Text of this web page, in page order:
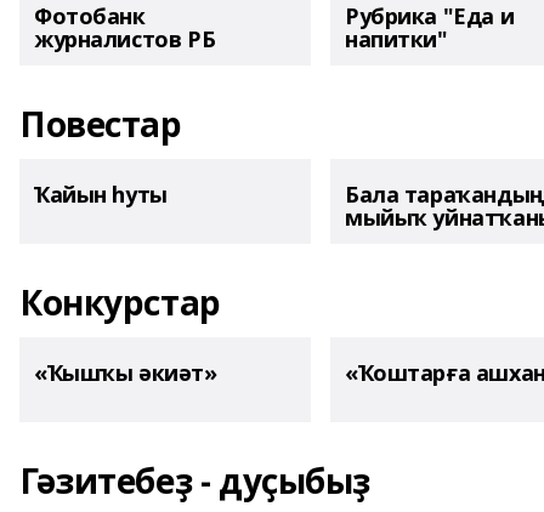
Фотобанк
журналистов РБ
Рубрика "Еда и
напитки"
Повестар
Ҡайын һуты Бала тараҡандың
мыйыҡ
Конкурстар
«Ҡышҡы әкиәт» «Ҡоштарға
Гәзитебеҙ - дуҫыбыҙ